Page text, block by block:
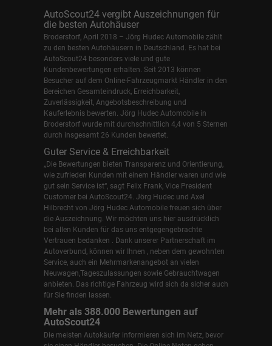
AutoScout24 vergibt Auszeichnungen für
die besten Autohäuser
Broderstorf, April 2018 – Jörg Hudec Automobile zählt
zu den besten Autohäusern in Deutschland. Es hat bei
AutoScout24 besonders viele und gute
Kundenbewertungen erhalten. Seit 2013 können
Besucher auf dem Online-Fahrzeugmarkt Händler in den
Bereichen Gesamteindruck, Erreichbarkeit,
Zuverlässigkeit, Angebotsbeschreibung und
Kauferlebnis bewerten. Jörg Hudec Automobile in
Broderstorf wurde mit durchschnittlich 4,4 von 5 Sternen
durch insgesamt 26 Kunden bewertet.
Guter Service & Erreichbarkeit
„Die Bewertungen bieten Transparenz und Orientierung,
wie zufrieden Kunden mit einem Händler waren und wie
gut sein Service ist“, sagt Felix Frank, Vice President
Customer bei AutoScout24. Jörg Hudec und Axel
Hilbrecht von Jörg Hudec Automobile freuen sich über
die Auszeichnung. Wir möchten uns hier ausdrücklich
bei allen Kunden für das uns entgegengebrachte
Vertrauen bedanken . Dank unserer Partnerschaft im
Autoverbund, können wir Ihnen , neben dem gewohnten
Service, auch ein Mehrmarkenangebot an vielen
Neuwagen,Tageszulassungen sowie Gebrauchtwagen
anbieten. Das richtige Fahrzeug wird sich da sicher auch
für Sie finden lassen.
Mehr als 388.000 Bewertungen auf
AutoScout24
Die meisten Autokäufer informieren sich im Netz, bevor